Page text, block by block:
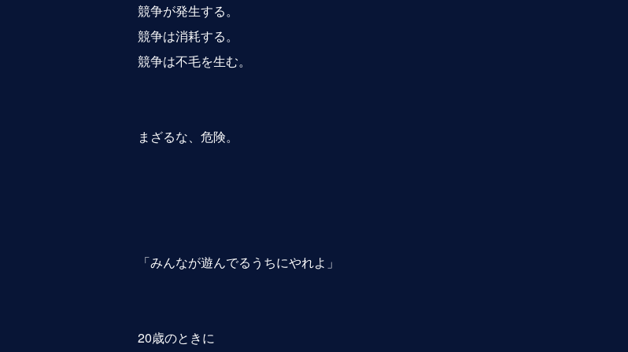
競争が発生する。
競争は消耗する。
競争は不毛を生む。
まざるな、危険。
「みんなが遊んでるうちにやれよ」
20歳のときに